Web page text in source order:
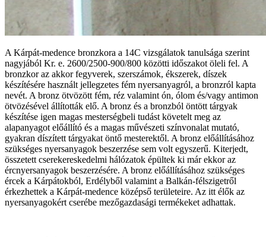
A Kárpát-medence bronzkora a 14C vizsgálatok tanulsága szerint
nagyjából Kr. e. 2600/2500-900/800 közötti időszakot öleli fel. A
bronzkor az akkor fegyverek, szerszámok, ékszerek, díszek
készítésére használt jellegzetes fém nyersanyagról, a bronzról kapta
nevét. A bronz ötvözött fém, réz valamint ón, ólom és/vagy antimon
ötvözésével állították elő. A bronz és a bronzból öntött tárgyak
készítése igen magas mesterségbeli tudást követelt meg az
alapanyagot előállító és a magas művészeti színvonalat mutató,
gyakran díszített tárgyakat öntő mesterektől. A bronz előállításához
szükséges nyersanyagok beszerzése sem volt egyszerű. Kiterjedt,
összetett cserekereskedelmi hálózatok épültek ki már ekkor az
ércnyersanyagok beszerzésére. A bronz előállításához szükséges
ércek a Kárpátokból, Erdélyből valamint a Balkán-félszigetről
érkezhettek a Kárpát-medence középső területeire. Az itt élők az
nyersanyagokért cserébe mezőgazdasági termékeket adhattak.